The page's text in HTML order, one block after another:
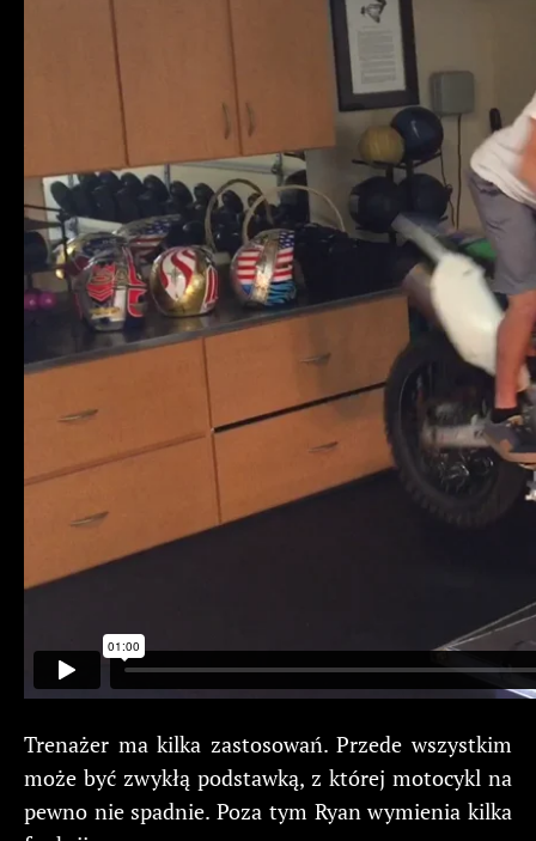
Trenażer ma kilka zastosowań. Przede wszystkim
może być zwykłą podstawką, z której motocykl na
pewno nie spadnie. Poza tym Ryan wymienia kilka